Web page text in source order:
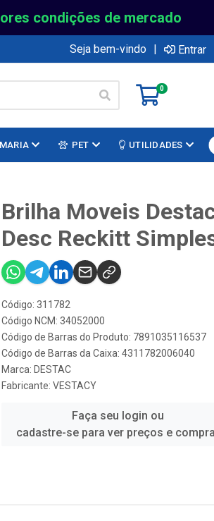
condições de mercado
Seja bem-vindo | Entrar
0
PET UTILIDADES
Brilha Moveis
Desc Reckitt
Código: 311782
Código NCM: 34052000
Código de Barras do Produto: 7891035116537
Código de Barras da Caixa: 4311782006040
Marca: DESTAC
Fabricante: VESTACY
Faça seu login ou
cadastre-se para ver preços e